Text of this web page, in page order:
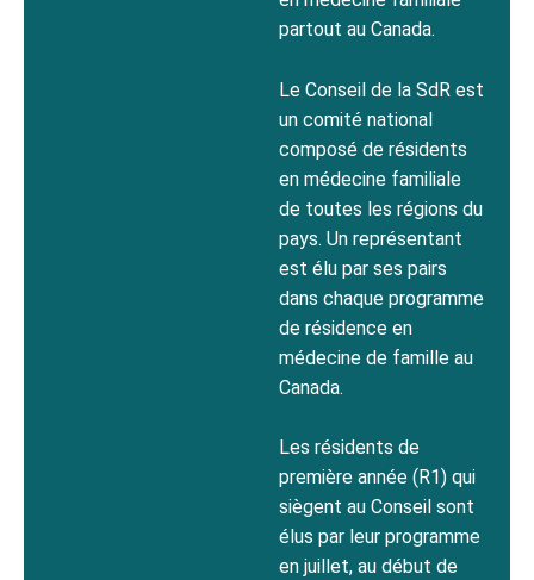
partout au Canada.
Le Conseil de la SdR est
un comité national
composé de résidents
en médecine familiale
de toutes les régions du
pays. Un représentant
est élu par ses pairs
dans chaque programme
de résidence en
médecine de famille au
Canada.
Les résidents de
première année (R1) qui
siègent au Conseil sont
élus par leur programme
en juillet, au début de